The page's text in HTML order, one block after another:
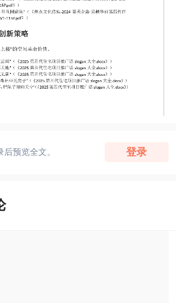
预览全文。 登录